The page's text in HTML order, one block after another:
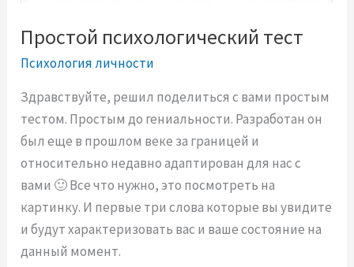
е
с
и
й
т
е
с
т
Простой психологический тест
Психология личности
Здравствуйте, решил поделиться с вами простым
тестом. Простым до гениальности. Разработан он
был еще в прошлом веке за границей и
относительно недавно адаптирован для нас с
вами 🙂 Все что нужно, это посмотреть на
картинку. И первые три слова которые вы увидите
и будут характеризовать вас и ваше состояние на
данный момент.